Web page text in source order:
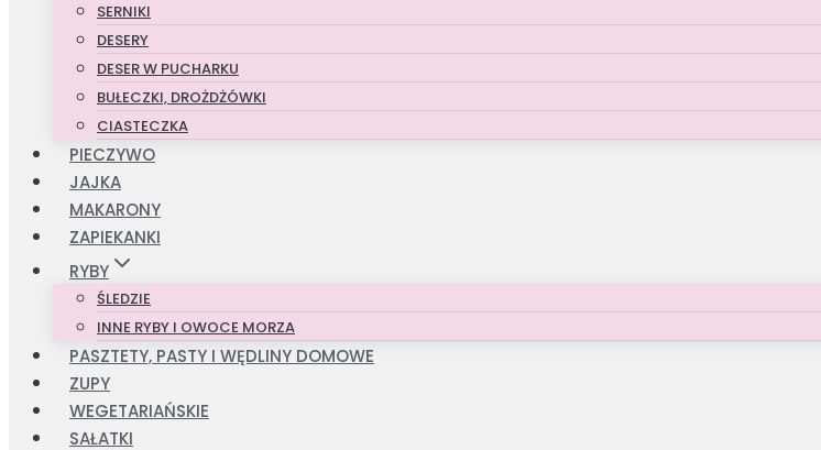
SERNIKI
DESERY
DESER W PUCHARKU
BUŁECZKI, DROŻDŻÓWKI
CIASTECZKA
PIECZYWO
JAJKA
MAKARONY
ZAPIEKANKI
RYBY
ŚLEDZIE
INNE RYBY I OWOCE MORZA
PASZTETY, PASTY I WĘDLINY DOMOWE
ZUPY
WEGETARIAŃSKIE
SAŁATKI